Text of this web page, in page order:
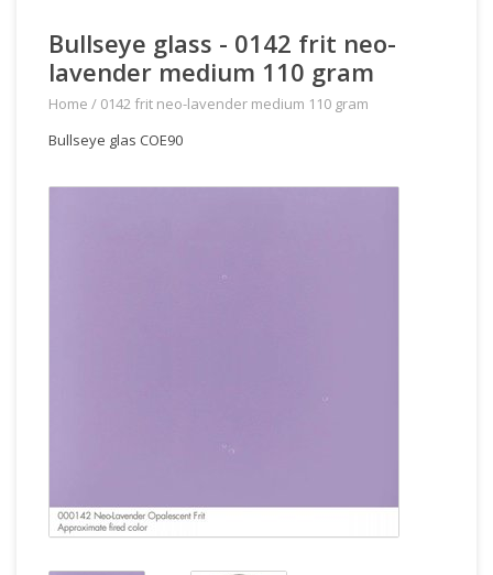
Bullseye glass - 0142 frit neo-
lavender medium 110 gram
Home / 0142 frit neo-lavender medium 110 gram
Bullseye glas COE90